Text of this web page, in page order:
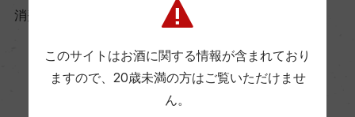
コンクール入賞歴
消費者様には酒販店様の紹介をしております
お取り寄せ可能店一覧はこちら
このサイトはお酒に関する情報が含まれており
ますので、 20歳未満の方はご覧いただけませ
ん。